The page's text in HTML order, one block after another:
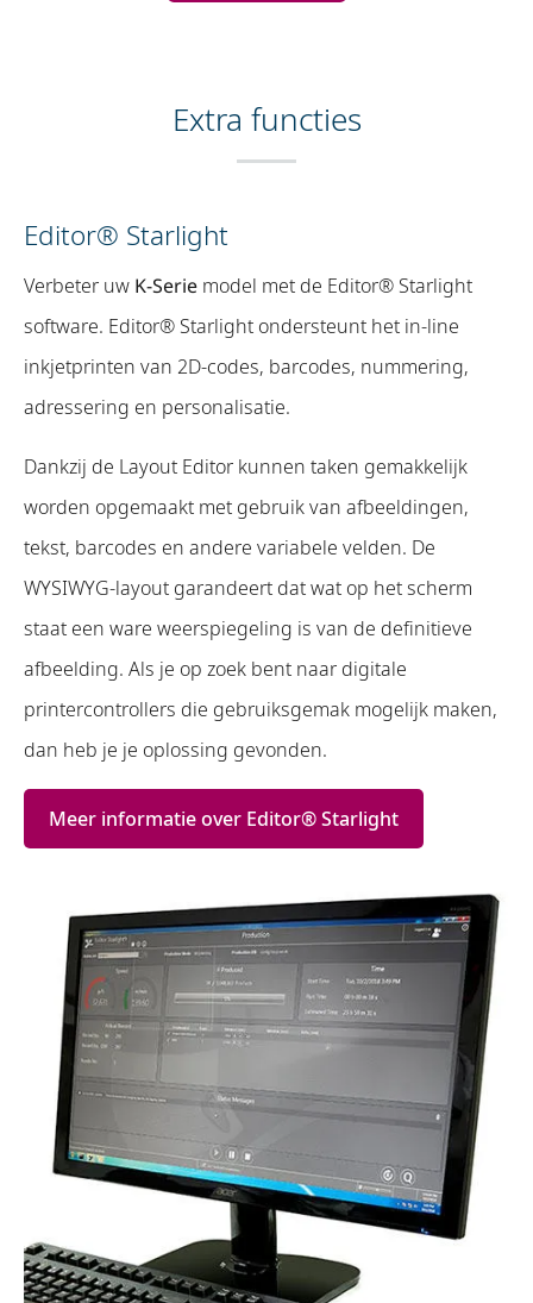
Extra functies
Editor® Starlight
Verbeter uw K-Serie model met de Editor® Starlight
software. Editor® Starlight ondersteunt het in-line
inkjetprinten van 2D-codes, barcodes, nummering,
adressering en personalisatie.
Dankzij de Layout Editor kunnen taken gemakkelijk
worden opgemaakt met gebruik van afbeeldingen,
tekst, barcodes en andere variabele velden. De
WYSIWYG-layout garandeert dat wat op het scherm
staat een ware weerspiegeling is van de definitieve
afbeelding. Als je op zoek bent naar digitale
printercontrollers die gebruiksgemak mogelijk maken,
dan heb je je oplossing gevonden.
Meer informatie over Editor® Starlight